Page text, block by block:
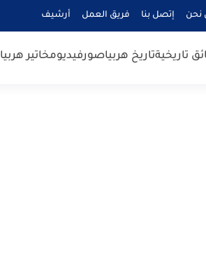
نحن إتصل بنا فريق العمل أرشيف
تاريخيةتاريخ هربياصورفيديومخاتير هربيا